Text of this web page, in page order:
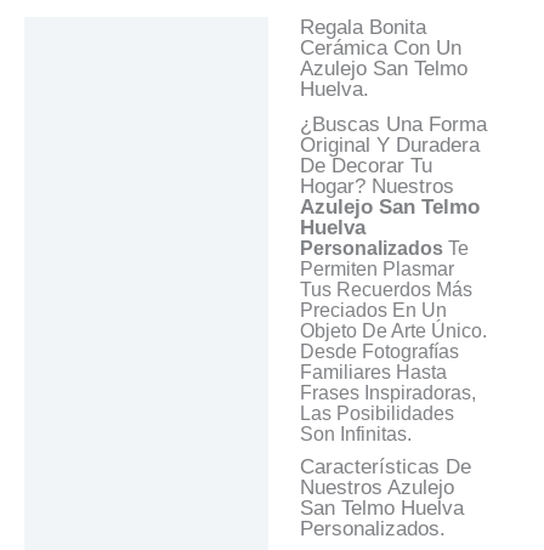
Regala Bonita
Cerámica Con Un
Azulejo San Telmo
Huelva.
¿Buscas Una Forma
Original Y Duradera
De Decorar Tu
Hogar? Nuestros
Azulejo San Telmo
Huelva
Personalizados Te
Permiten Plasmar
Tus Recuerdos Más
Preciados En Un
Objeto De Arte Único.
Desde Fotografías
Familiares Hasta
Frases Inspiradoras,
Las Posibilidades
Son Infinitas.
Características De
Nuestros Azulejo
San Telmo Huelva
Personalizados.